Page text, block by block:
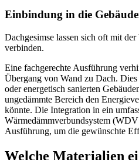
Einbindung in die
Dachgesimse lassen sich oft mit
verbinden.
Eine fachgerechte Ausführung
Übergang von Wand zu Dach. Dies
oder energetisch sanierten
ungedämmte Bereich den
könnte. Die Integration in ein
Wärmedämmverbundsystem
Ausführung, um die gewünschte
Welche Materialien